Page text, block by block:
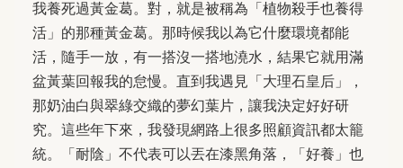
我養死過黃金葛。對，就是被稱為「植物殺手也養得
活」的那種黃金葛。那時候我以為它什麼環境都能
活，隨手一放，有一搭沒一搭地澆水，結果它就用滿
盆黃葉回報我的怠慢。直到我遇見「大理石皇后」，
那奶油白與翠綠交織的夢幻葉片，讓我決定好好研
究。這些年下來，我發現網路上很多照顧資訊都太籠
統。「耐陰」不代表可以丟在漆黑角落，「好養」也